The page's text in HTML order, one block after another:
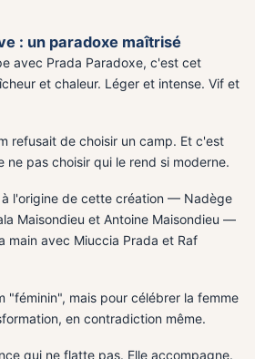
: un paradoxe maîtrisé
avec Prada Paradoxe, c'est cet
et chaleur. Léger et intense. Vif et
refusait de choisir un camp. Et c'est
ne pas choisir qui le rend si moderne.
à l'origine de cette création — Nadège
Maisondieu et Antoine Maisondieu —
main avec Miuccia Prada et Raf
"féminin", mais pour célébrer la femme
en contradiction même.
qui ne flatte pas. Elle accompagne.